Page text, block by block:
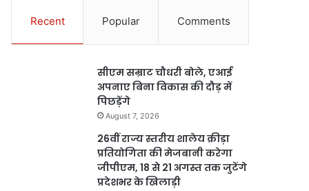
Recent Popular Comments
सीएम सम्राट चौधरी बोले, एआई
अपनाए बिना विकास की दौड़ में
पिछड़ेंगे
August 7, 2026
26वीं राज्य स्तरीय शालेय क्रीड़ा
प्रतियोगिता की मेजबानी करेगा
जीपीएम, 18 से 21 अगस्त तक जुटेंगे
प्रदेशभर के खिलाड़ी